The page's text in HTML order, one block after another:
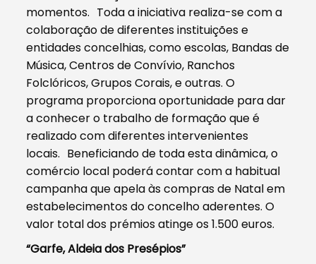
momentos. Toda a iniciativa realiza-se com a
colaboração de diferentes instituições e
entidades concelhias, como escolas, Bandas de
Música, Centros de Convívio, Ranchos
Folclóricos, Grupos Corais, e outras. O
programa proporciona oportunidade para dar
a conhecer o trabalho de formação que é
realizado com diferentes intervenientes
locais. Beneficiando de toda esta dinâmica, o
comércio local poderá contar com a habitual
campanha que apela às compras de Natal em
estabelecimentos do concelho aderentes. O
valor total dos prémios atinge os 1.500 euros.
“Garfe, Aldeia dos Presépios”